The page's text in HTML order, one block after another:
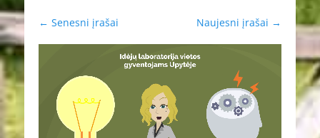
Įrašo
← Senesni įrašai Naujesni įrašai →